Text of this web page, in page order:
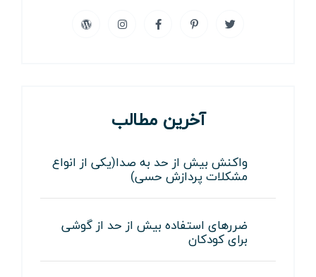
آخرین مطالب
واکنش بیش از حد به صدا(یکی از انواع
مشکلات پردازش حسی)
ضررهای استفاده بیش از حد از گوشی
برای کودکان